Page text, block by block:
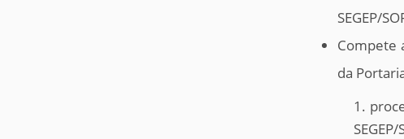
SEGEP/
Compete
da
1.